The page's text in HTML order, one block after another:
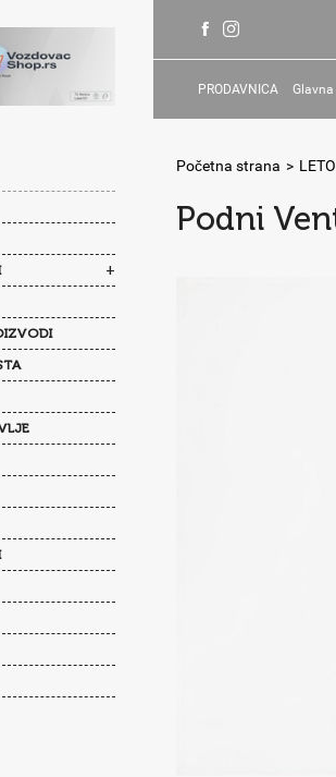
+
PRODAVNICA
Početna strana >
Podni